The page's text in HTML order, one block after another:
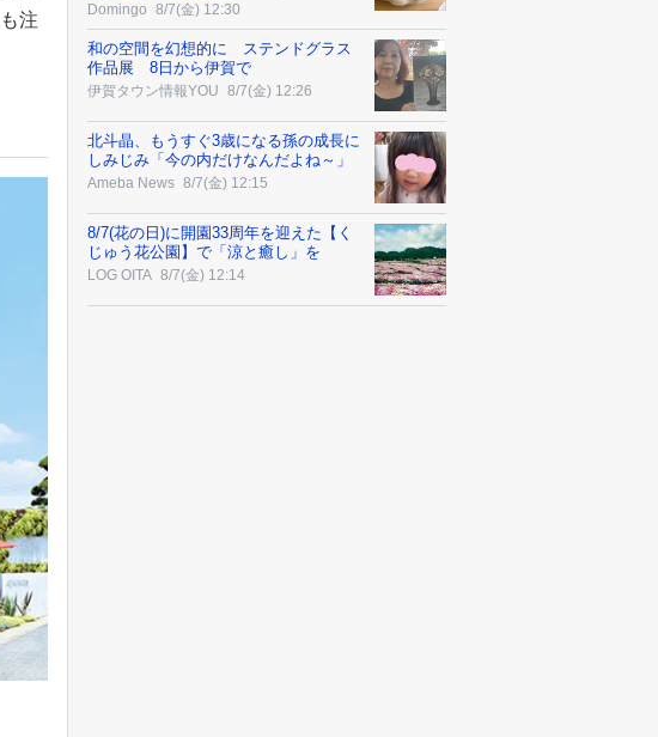
注
Domingo 8/7(金) 12:30
和の空間を幻想的に ステンドグラス
作品展 8日から伊賀で
伊賀タウン情報YOU 8/7(金) 12:26
北斗晶、もうすぐ3歳になる孫の成長に
しみじみ「今の内だけなんだよね～」
Ameba News 8/7(金) 12:15
8/7(花の日)に開園33周年を迎えた【く
じゅう花公園】で「涼と癒し」を
LOG OITA 8/7(金) 12:14